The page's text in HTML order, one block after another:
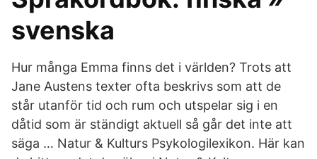
svenska
Hur många Emma finns det i världen? Trots att
Jane Austens texter ofta beskrivs som att de
står utanför tid och rum och utspelar sig i en
dåtid som är ständigt aktuell så går det inte att
säga … Natur & Kulturs Psykologilexikon. Här kan